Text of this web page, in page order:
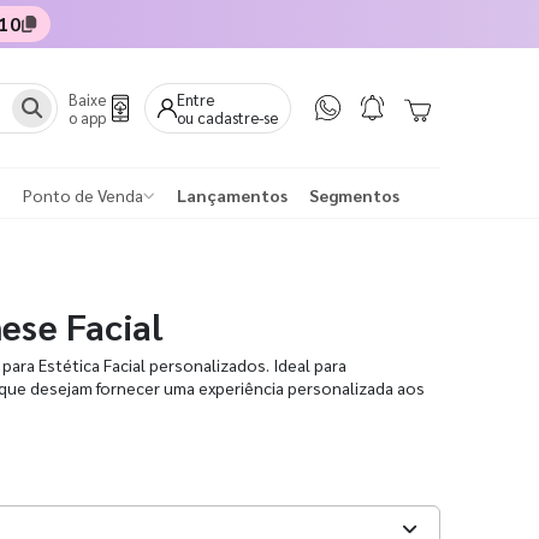
Baixe
o app
Entre
ou cadastre-se
Ponto de Venda Lançamentos Segmentos
Facial
Estética Facial personalizados. Ideal para
desejam fornecer uma experiência personalizada aos